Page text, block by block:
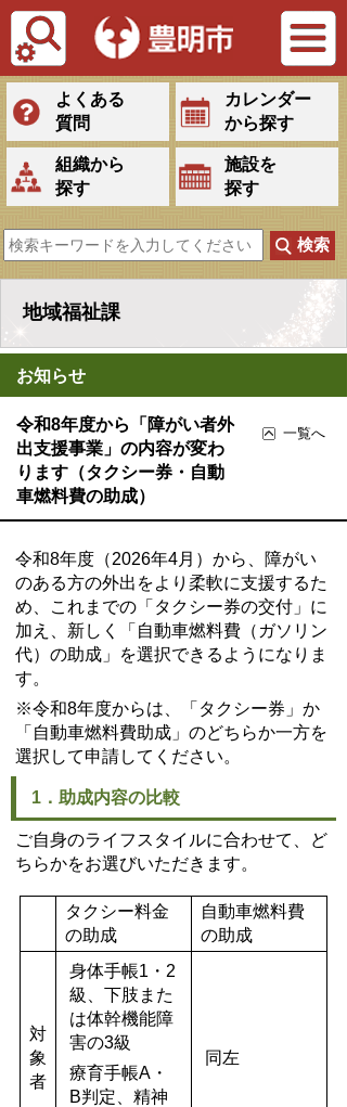
Tiếng Việt
よくある
質問
カレンダー
から探す
組織から
探す
施設を
探す
地域福祉課
お知らせ
令和8年度から「障がい者外
出支援事業」の内容が変わ
ります（タクシー券・自動
車燃料費の助成）
一覧へ
令和8年度（2026年4月）から、障がい
のある方の外出をより柔軟に支援するた
め、これまでの「タクシー券の交付」に
加え、新しく「自動車燃料費（ガソリン
代）の助成」を選択できるようになりま
す。
※令和8年度からは、「タクシー券」か
「自動車燃料費助成」のどちらか一方を
選択して申請してください。
1．助成内容の比較
ご自身のライフスタイルに合わせて、ど
ちらかをお選びいただきます。
タクシー料金
の助成
自動車燃料費
の助成
対
象
者
身体手帳1・2
級、下肢また
は体幹機能障
害の3級
療育手帳A・
B判定、精神
同左